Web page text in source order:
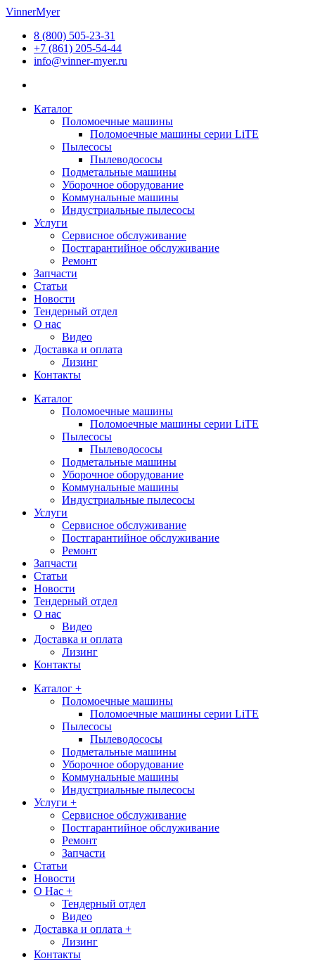
Перейти
содержимому
VinnerMyer
8 (800) 505-23-31
+7 (861) 205-54-44
info@vinner-myer.ru
Каталог
Поломоечные машины
Поломоечные машины серии LiTE
Пылесосы
Пылеводососы
Подметальные машины
Уборочное оборудование
Коммунальные машины
Индустриальные пылесосы
Услуги
Сервисное обслуживание
Постгарантийное обслуживание
Ремонт
Запчасти
Статьи
Новости
Тендерный отдел
О нас
Видео
Доставка и оплата
Лизинг
Контакты
Каталог
Поломоечные машины
Поломоечные машины серии LiTE
Пылесосы
Пылеводососы
Подметальные машины
Уборочное оборудование
Коммунальные машины
Индустриальные пылесосы
Услуги
Сервисное обслуживание
Постгарантийное обслуживание
Ремонт
Запчасти
Статьи
Новости
Тендерный отдел
О нас
Видео
Доставка и оплата
Лизинг
Контакты
Каталог +
Поломоечные машины
Поломоечные машины серии LiTE
Пылесосы
Пылеводососы
Подметальные машины
Уборочное оборудование
Коммунальные машины
Индустриальные пылесосы
Услуги +
Сервисное обслуживание
Постгарантийное обслуживание
Ремонт
Запчасти
Статьи
Новости
О Нас +
Тендерный отдел
Видео
Доставка и оплата +
Лизинг
Контакты